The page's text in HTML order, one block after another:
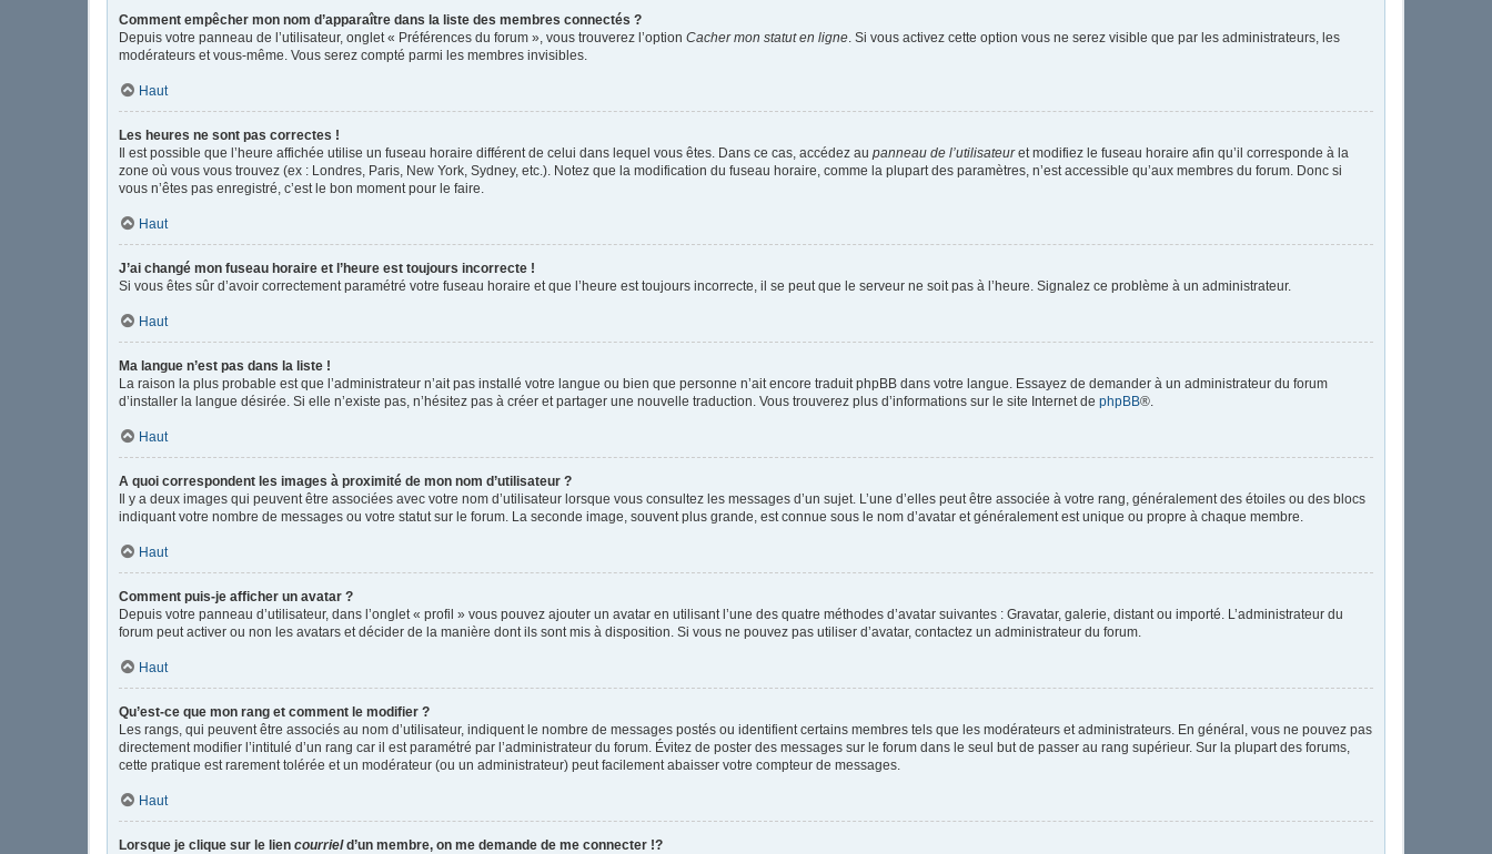
Comment empêcher mon nom d’apparaître dans la liste des membres connectés ?
Depuis votre panneau de l’utilisateur, onglet « Préférences du forum », vous trouverez l’option Cacher mon statut en ligne. Si vous activez cette option vous ne serez visible que par les administrateurs, les
modérateurs et vous-même. Vous serez compté parmi les membres invisibles.
Haut
Les heures ne sont pas correctes !
Il est possible que l’heure affichée utilise un fuseau horaire différent de celui dans lequel vous êtes. Dans ce cas, accédez au panneau de l’utilisateuret modifiez le fuseau horaire afin qu’il corresponde à la
zone où vous vous trouvez (ex : Londres, Paris, New York, Sydney, etc.). Notez que la modification du fuseau horaire, comme la plupart des paramètres, n’est accessible qu’aux membres du forum. Donc si
vous n’êtes pas enregistré, c’est le bon moment pour le faire.
Haut
J’ai changé mon fuseau horaire et l’heure est toujours incorrecte !
Si vous êtes sûr d’avoir correctement paramétré votre fuseau horaire et que l’heure est toujours incorrecte, il se peut que le serveur ne soit pas à l’heure. Signalez ce problème à un administrateur.
Haut
Ma langue n’est pas dans la liste !
La raison la plus probable est que l’administrateur n’ait pas installé votre langue ou bien que personne n’ait encore traduit phpBB dans votre langue. Essayez de demander à un administrateur du forum
d’installer la langue désirée. Si elle n’existe pas, n’hésitez pas à créer et partager une nouvelle traduction. Vous trouverez plus d’informations sur le site Internet de phpBB®.
Haut
A quoi correspondent les images à proximité de mon nom d’utilisateur ?
Il y a deux images qui peuvent être associées avec votre nom d’utilisateur lorsque vous consultez les messages d’un sujet. L’une d’elles peut être associée à votre rang, généralement des étoiles ou des blocs
indiquant votre nombre de messages ou votre statut sur le forum. La seconde image, souvent plus grande, est connue sous le nom d’avatar et généralement est unique ou propre à chaque membre.
Haut
Comment puis-je afficher un avatar ?
Depuis votre panneau d’utilisateur, dans l’onglet « profil » vous pouvez ajouter un avatar en utilisant l’une des quatre méthodes d’avatar suivantes : Gravatar, galerie, distant ou importé. L’administrateur du
forum peut activer ou non les avatars et décider de la manière dont ils sont mis à disposition. Si vous ne pouvez pas utiliser d’avatar, contactez un administrateur du forum.
Haut
Qu’est-ce que mon rang et comment le modifier ?
Les rangs, qui peuvent être associés au nom d’utilisateur, indiquent le nombre de messages postés ou identifient certains membres tels que les modérateurs et administrateurs. En général, vous ne pouvez pas
directement modifier l’intitulé d’un rang car il est paramétré par l’administrateur du forum. Évitez de poster des messages sur le forum dans le seul but de passer au rang supérieur. Sur la plupart des forums,
cette pratique est rarement tolérée et un modérateur (ou un administrateur) peut facilement abaisser votre compteur de messages.
Haut
Lorsque je clique sur le lien courrield’un membre, on me demande de me connecter !?